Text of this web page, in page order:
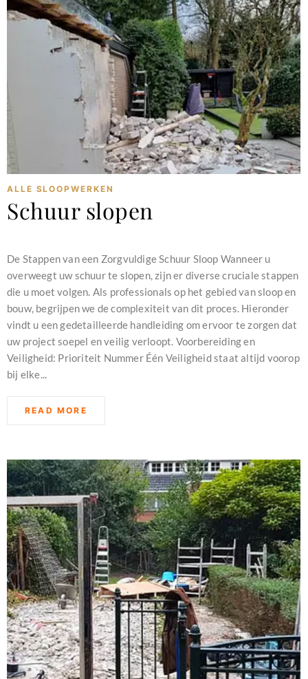
ALLE SLOOPWERKEN
Schuur slopen
De Stappen van een Zorgvuldige Schuur Sloop Wanneer u
overweegt uw schuur te slopen, zijn er diverse cruciale stappen
die u moet volgen. Als professionals op het gebied van sloop en
bouw, begrijpen we de complexiteit van dit proces. Hieronder
vindt u een gedetailleerde handleiding om ervoor te zorgen dat
uw project soepel en veilig verloopt. Voorbereiding en
Veiligheid: Prioriteit Nummer Één Veiligheid staat altijd voorop
bij elke...
READ MORE